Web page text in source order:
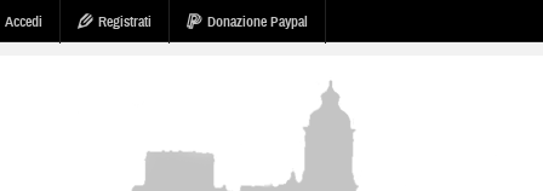
Accedi Registrati Donazione Paypal